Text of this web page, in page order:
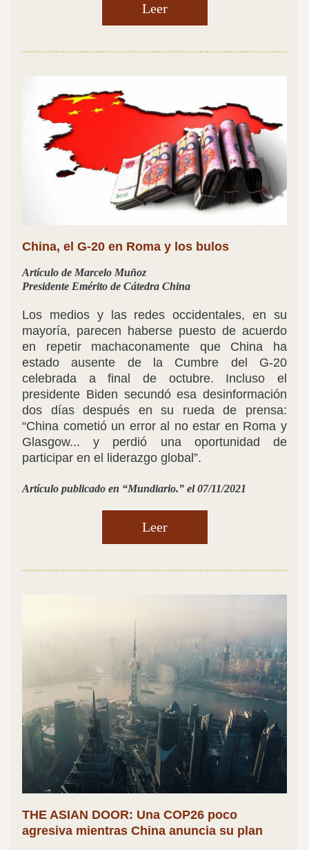
Leer
China, el G-20 en Roma y los bulos
Artículo de Marcelo Muñoz
Presidente Emérito de Cátedra China
Los medios y las redes occidentales, en su
mayoría, parecen haberse puesto de acuerdo
en repetir machaconamente que China ha
estado ausente de la Cumbre del G-20
celebrada a final de octubre. Incluso el
presidente Biden secundó esa desinformación
dos días después en su rueda de prensa:
“China cometió un error al no estar en Roma y
Glasgow... y perdió una oportunidad de
participar en el liderazgo global”.
Artículo publicado en “Mundiario.” el 07/11/2021
Leer
THE ASIAN DOOR: Una COP26 poco
agresiva mientras China anuncia su plan